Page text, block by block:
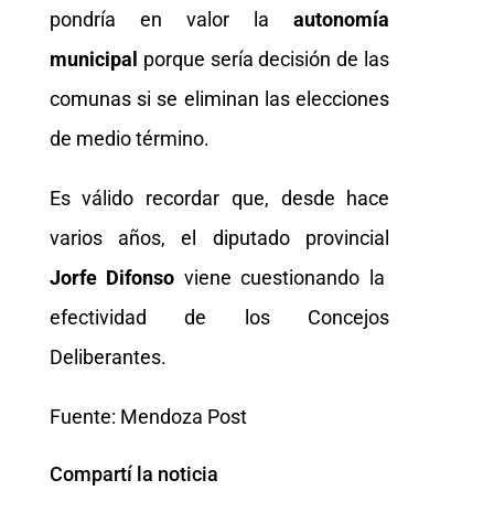
pondría en valor laautonomía
municipal porque sería decisión de las
comunas si se eliminan las elecciones
de medio término.
Es válido recordar que, desde hace
varios años, el diputado provincial
Jorfe Difonso viene cuestionando la
efectividad de los Concejos
Deliberantes.
Fuente: Mendoza Post
Compartí la noticia